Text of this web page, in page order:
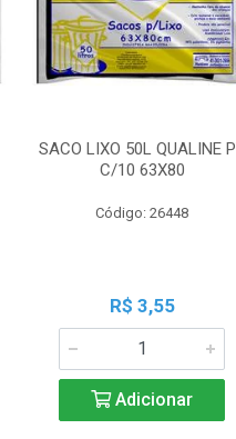
SACO LIXO 50L QUALINE
C/10 63X80
Código: 26448
R$ 3,55
Adicionar